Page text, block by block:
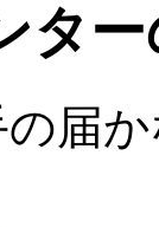
タ
の届